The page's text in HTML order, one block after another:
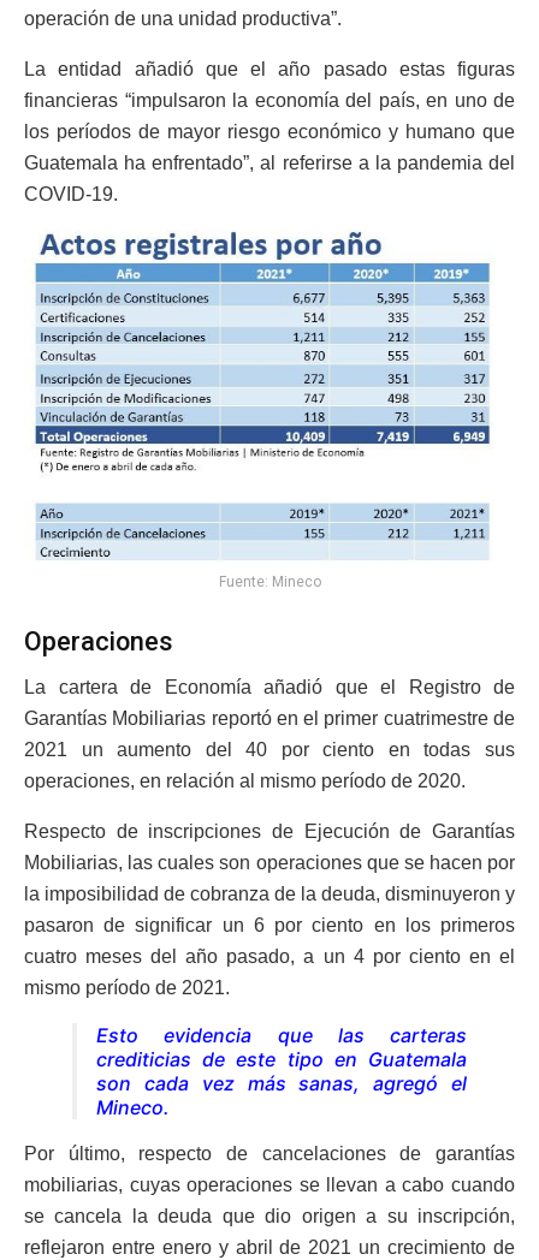
operación de una unidad productiva”.
La entidad añadió que el año pasado estas figuras
financieras “impulsaron la economía del país, en uno de
los períodos de mayor riesgo económico y humano que
Guatemala ha enfrentado”, al referirse a la pandemia del
COVID-19.
Fuente: Mineco
Operaciones
La cartera de Economía añadió que el Registro de
Garantías Mobiliarias reportó en el primer cuatrimestre de
2021 un aumento del 40 por ciento en todas sus
operaciones, en relación al mismo período de 2020.
Respecto de inscripciones de Ejecución de Garantías
Mobiliarias, las cuales son operaciones que se hacen por
la imposibilidad de cobranza de la deuda, disminuyeron y
pasaron de significar un 6 por ciento en los primeros
cuatro meses del año pasado, a un 4 por ciento en el
mismo período de 2021.
Esto evidencia que las carteras
crediticias de este tipo en Guatemala
son cada vez más sanas, agregó el
Mineco.
Por último, respecto de cancelaciones de garantías
mobiliarias, cuyas operaciones se llevan a cabo cuando
se cancela la deuda que dio origen a su inscripción,
reflejaron entre enero y abril de 2021 un crecimiento de